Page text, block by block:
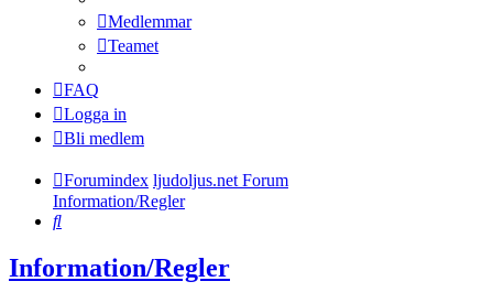
Medlemmar
Teamet
FAQ
Logga in
Bli medlem
Forumindex ljudoljus.net Forum
Information/Regler
Sök
Information/Regler